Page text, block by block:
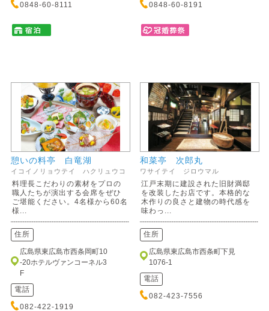
0848-60-8111 0848-60-8191
憩いの料亭 白竜湖
イコイノリョウテイ ハクリュウコ
料理長こだわりの素材をプロの
職人たちが演出する会席をぜひ
ご堪能ください。4名様から60名
様...
住所
広島県東広島市西条岡町10
-20ホテルヴァンコーネル3
F
電話
082-422-1919
和菜亭 次郎丸
ワサイテイ ジロウマル
江戸末期に建設された旧財満邸
を改装したお店です。本格的な
木作りの良さと建物の時代感を
味わっ...
住所
広島県東広島市西条町下見
1076-1
電話
082-423-7556